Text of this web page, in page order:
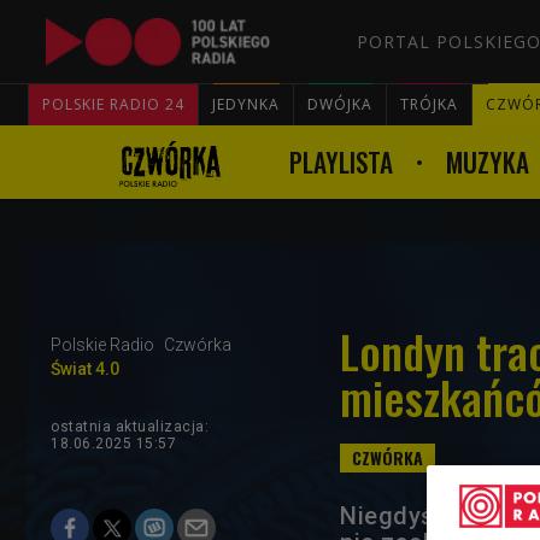
PORTAL
POLSKIE RADIO 24 JEDYNKA DWÓJKA TRÓJKA
PLAYLISTA MUZYKA
Polskie Radio
Czwórka
Świat 4.0
Londyn
ostatnia aktualizacja:
18.06.2025 15:57
Niegdyś symbol